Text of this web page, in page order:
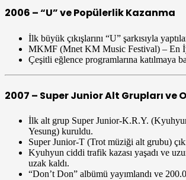
2006 – “U” ve Popülerlik Kazanma
İlk büyük çıkışlarını “U” şarkısıyla
MKMF (Mnet KM Music Festival) – En
Çeşitli eğlence programlarına katılmaya
2007 – Super Junior Alt Grupları ve
İlk alt grup Super Junior-K.R.Y.
Yesung) kuruldu.
Super Junior-T (Trot müziği alt grubu)
Kyuhyun ciddi trafik kazası yaşadı ve
uzak kaldı.
“Don’t Don” albümü yayımlandı ve